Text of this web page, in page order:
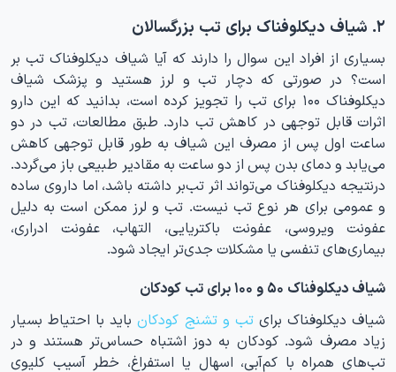
۲. شیاف دیکلوفناک برای تب بزرگسالان
بسیاری از افراد این سوال را دارند که آیا شیاف دیکلوفناک تب بر
است؟ در صورتی که دچار تب و لرز هستید و پزشک شیاف
دیکلوفناک ۱۰۰ برای تب را تجویز کرده است، بدانید که این دارو
اثرات قابل توجهی در کاهش تب دارد. طبق مطالعات، تب در دو
ساعت اول پس از مصرف این شیاف به طور قابل توجهی کاهش
می‌یابد و دمای بدن پس از دو ساعت به مقادیر طبیعی باز می‌گردد.
درنتیجه دیکلوفناک می‌تواند اثر تب‌بر داشته باشد، اما داروی ساده
و عمومی برای هر نوع تب نیست. تب و لرز ممکن است به دلیل
عفونت ویروسی، عفونت باکتریایی، التهاب، عفونت ادراری،
بیماری‌های تنفسی یا مشکلات جدی‌تر ایجاد شود.
شیاف دیکلوفناک ۵۰ و ۱۰۰ برای تب کودکان
شیاف دیکلوفناک برایتب و تشنج کودکانباید با احتیاط بسیار
زیاد مصرف شود. کودکان به دوز اشتباه حساس‌تر هستند و در
تب‌های همراه با کم‌آبی، اسهال یا استفراغ، خطر آسیب کلیوی